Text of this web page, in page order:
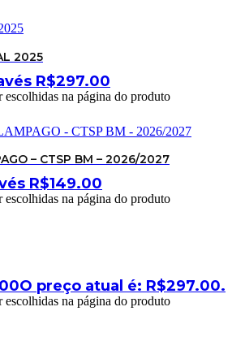
2025
R$297.00
escolhidas na página do produto
– CTSP BM – 2026/2027
R$149.00
escolhidas na página do produto
O preço atual é: R$297.00.
escolhidas na página do produto